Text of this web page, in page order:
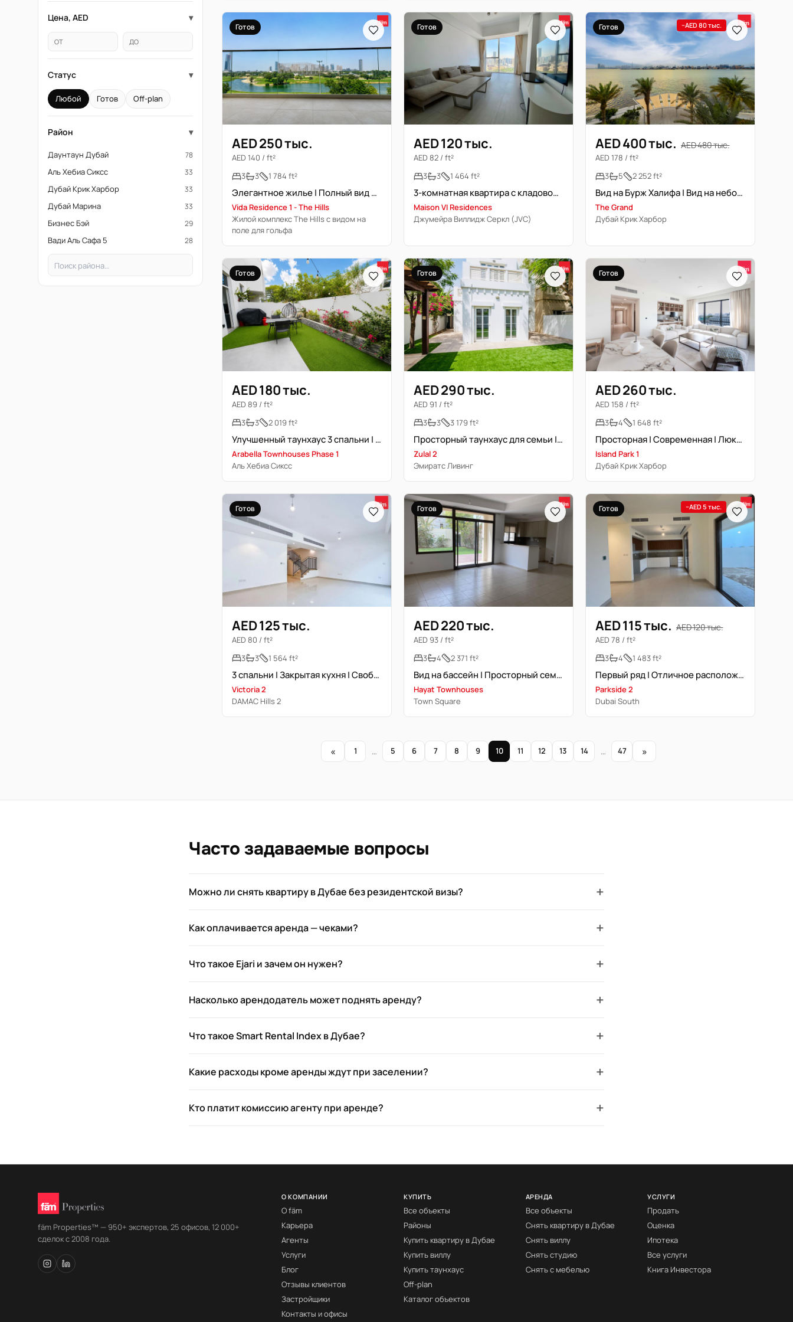
Цена, AED ▾
ОТ ДО
Статус ▾
Любой Готов Off-plan
Район ▾
Даунтаун Дубай 78
Аль Хебиа Сиксс 33
Дубай Крик Харбор 33
Дубай Марина 33
Бизнес Бэй 29
Вади Аль Сафа 5 28
Готов
AED 250 тыс.
AED 140 / ft²
3
3 1 784 ft²
Элегантное жилье | Полный вид на гольф-поле | Свободна
Vida Residence 1 - The Hills
Жилой комплекс The Hills с видом на
поле для гольфа
Готов
AED 120 тыс.
AED 82 / ft²
3
3 1 464 ft²
3-комнатная квартира с кладовой | свободна сейчас | меблирована
Maison VI Residences
Джумейра Виллидж Серкл (JVC)
Готов −AED 80 тыс.
AED 400 тыс. AED 480 тыс.
AED 178 / ft²
3
5 2 252 ft²
Вид на Бурж Халифа | Вид на небоскребы | Меблирована | Свободна
The Grand
Дубай Крик Харбор
Готов
AED 180 тыс.
AED 89 / ft²
3
3 2 019 ft²
Улучшенный таунхаус 3 спальни | Рядом с парком
Arabella Townhouses Phase 1
Аль Хебиа Сиксс
Готов
AED 290 тыс.
AED 91 / ft²
3
3 3 179 ft²
Просторный таунхаус для семьи | Зелёный оазис
Zulal 2
Эмиратс Ливинг
Готов
AED 260 тыс.
AED 158 / ft²
3
4 1 648 ft²
Просторная | Современная | Люксовая мебель
Island Park 1
Дубай Крик Харбор
Готов
AED 125 тыс.
AED 80 / ft²
3
3 1 564 ft²
3 спальни | Закрытая кухня | Свободна
Victoria 2
DAMAC Hills 2
Готов
AED 220 тыс.
AED 93 / ft²
3
4 2 371 ft²
Вид на бассейн | Просторный семейный дом | Премиум-удобства
Hayat Townhouses
Town Square
Готов −AED 5 тыс.
AED 115 тыс. AED 120 тыс.
AED 78 / ft²
3
4 1 483 ft²
Первый ряд | Отличное расположение | Свободна
Parkside 2
Dubai South
« 1 … 5 6 7 8 9 10 11 12 13 14 … 47 »
Часто задаваемые вопросы
Можно ли снять квартиру в Дубае без резидентской визы? +
Как оплачивается аренда — чеками? +
Что такое Ejari и зачем он нужен? +
Насколько арендодатель может поднять аренду? +
Что такое Smart Rental Index в Дубае? +
Какие расходы кроме аренды ждут при заселении? +
Кто платит комиссию агенту при аренде? +
fäm Properties™ — 950+ экспертов, 25 офисов, 12 000+
сделок с 2008 года.
О КОМПАНИИ
О fäm
Карьера
Агенты
Услуги
Блог
Отзывы клиентов
Застройщики
Контакты и офисы
КУПИТЬ
Все объекты
Районы
Купить квартиру в Дубае
Купить виллу
Купить таунхаус
Off-plan
Каталог объектов
АРЕНДА
Все объекты
Снять квартиру в Дубае
Снять виллу
Снять студию
Снять с мебелью
УСЛУГИ
Продать
Оценка
Ипотека
Все услуги
Книга Инвестора